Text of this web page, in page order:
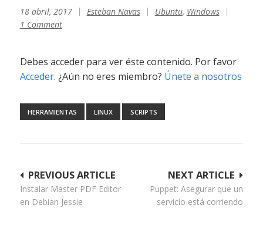
18 abril, 2017 Esteban Navas Ubuntu, Windows
1 Comment
Debes acceder para ver éste contenido. Por favor
Acceder. ¿Aún no eres miembro? Únete a nosotros
HERRAMIENTAS LINUX SCRIPTS
Navegación
de
NEXT ARTICLE
Puppet: Asegurar que un
servicio está corriendo
PREVIOUS ARTICLE
Instalar Master PDF Editor
en Debian Jessie